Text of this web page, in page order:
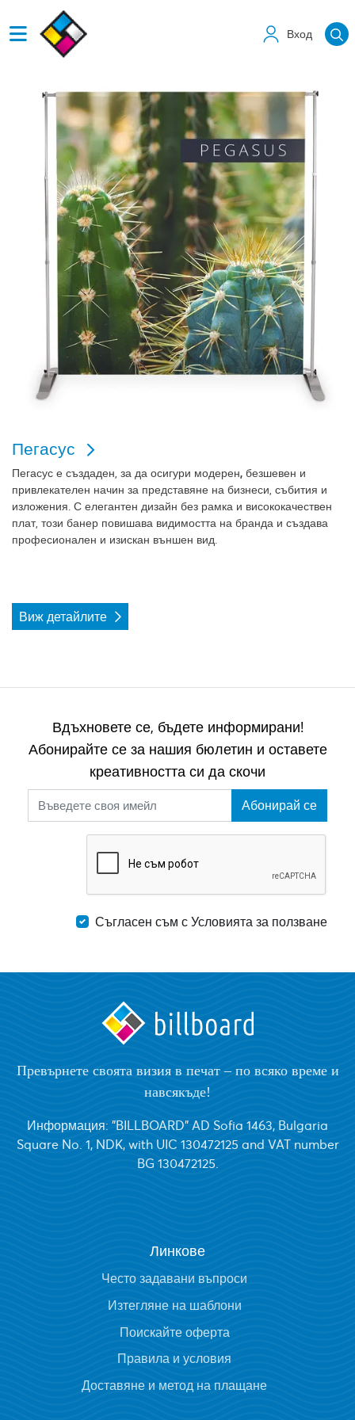
Вход
Пегасус
Пегасус е създаден, за да осигури модерен, безшевен и
привлекателен начин за представяне на бизнеси, събития и
изложения. С елегантен дизайн без рамка и висококачествен
плат, този банер повишава видимостта на бранда и създава
професионален и изискан външен вид.
Виж детайлите
Виж детайлите Пегасус
Вдъхновете се, бъдете информирани!
Абонирайте се за нашия бюлетин и оставете
креативността си да скочи
Абонирай се
Съгласен съм с Условията за ползване
Превърнете своята визия в печат – по всяко време и
навсякъде!
Информация: "BILLBOARD" AD Sofia 1463, Bulgaria
Square No. 1, NDK, with UIC 130472125 and VAT number
BG 130472125.
Линкове
Често задавани въпроси
Изтегляне на шаблони
Поискайте оферта
Правила и условия
Доставяне и метод на плащане